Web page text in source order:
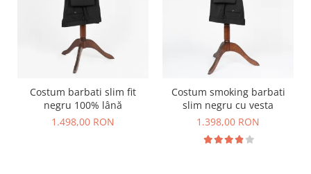
Costum barbati slim fit
negru 100% lână
1.498,00 RON
Costum smoking barbati
slim negru cu vesta
1.398,00 RON